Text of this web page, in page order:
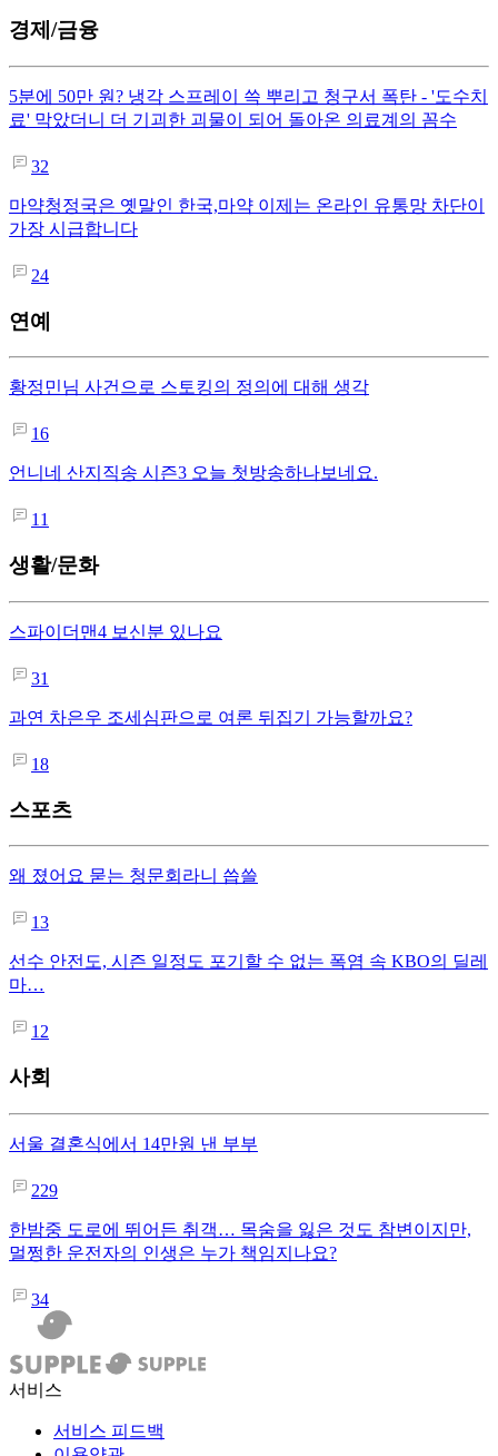
경제/금융
5분에 50만 원? 냉각 스프레이 쓱 뿌리고 청구서 폭탄 - '도수치
료' 막았더니 더 기괴한 괴물이 되어 돌아온 의료계의 꼼수
32
마약청정국은 옛말인 한국,마약 이제는 온라인 유통망 차단이
가장 시급합니다
24
연예
황정민님 사건으로 스토킹의 정의에 대해 생각
16
언니네 산지직송 시즌3 오늘 첫방송하나보네요.
11
생활/문화
스파이더맨4 보신분 있나요
31
과연 차은우 조세심판으로 여론 뒤집기 가능할까요?
18
스포츠
왜 졌어요 묻는 청문회라니 씁쓸
13
선수 안전도, 시즌 일정도 포기할 수 없는 폭염 속 KBO의 딜레
마…
12
사회
서울 결혼식에서 14만원 낸 부부
229
한밤중 도로에 뛰어든 취객… 목숨을 잃은 것도 참변이지만,
멀쩡한 운전자의 인생은 누가 책임지나요?
34
서비스
서비스 피드백